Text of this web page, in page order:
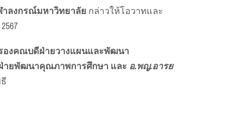
ลงกรณ์มหาวิทยาลัย กล่าวให้โอวาทและ
งคณบดีฝ่ายวางแผนและพัฒนา
ยพัฒนาคุณภาพการศึกษา และ อ.พญ.อารย